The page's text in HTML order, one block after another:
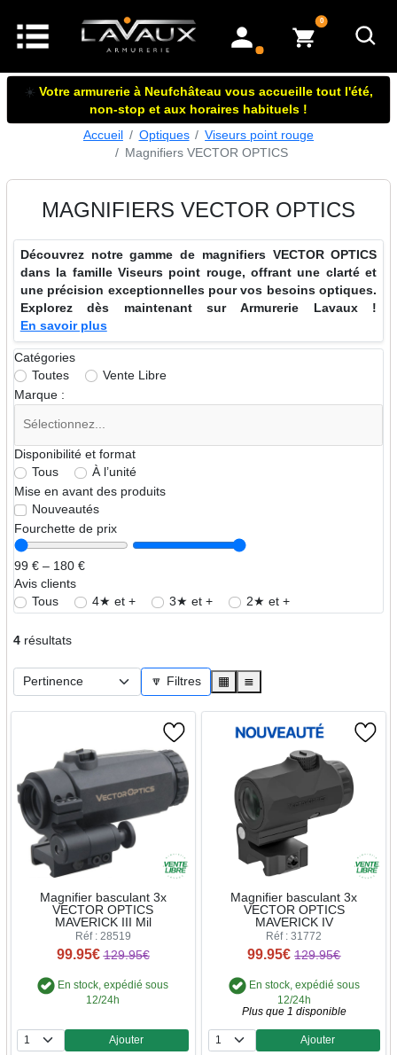
mon compte
0articles dans le panier
☀️ Votre armurerie à Neufchâteau vous accueille tout l'été,
non-stop et aux horaires habituels !
Accueil
Optiques
Viseurs point rouge
Magnifiers VECTOR OPTICS
MAGNIFIERS VECTOR OPTICS
Découvrez notre gamme de magnifiers VECTOR OPTICS
dans la famille Viseurs point rouge, offrant une clarté et
une précision exceptionnelles pour vos besoins optiques.
Explorez dès maintenant sur Armurerie Lavaux !
En savoir plus
Catégories
Toutes
Vente Libre
Marque :
Disponibilité et format
Tous
À l’unité
Mise en avant des produits
Nouveautés
Fourchette de prix
99 € – 180 €
Avis clients
Tous
4★ et + 3★ et + 2★ et +
4résultats
🔽 Filtres ▦ ≣
Magnifier basculant 3x
VECTOR OPTICS
MAVERICK III Mil
Réf : 28519
99.95€ 129.95€
En stock, expédié sous
12/24h
Quantité
Ajouter
Magnifier basculant 3x
VECTOR OPTICS
MAVERICK IV
Réf : 31772
99.95€ 129.95€
En stock, expédié sous
12/24h
Plus que 1 disponible
Quantité
Ajouter